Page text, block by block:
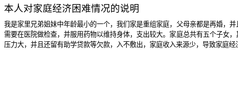
本人对家庭经济困难情况的说明
我是家里兄弟姐妹中年龄最小的一个，我们家是重组家庭，父母亲都是再婚，
需要在医院做检查，并服用药物以维持身体，支出较大。家庭总共有五个子女
压力大，并且还留有助学贷款等欠款，入不敷出，家庭收入来源少，导致家庭经